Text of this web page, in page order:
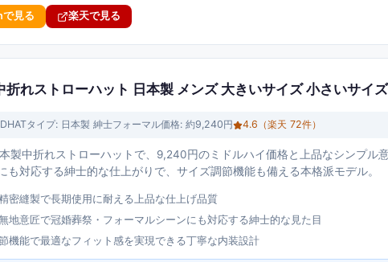
見る 楽天で見る
折れストローハット 日本製 メンズ 大きいサイズ 小さいサイ
タイプ: 日本製 紳士フォーマル価格: 約9,240円 4.6 （楽天 72件）
製中折れストローハットで、9,240円のミドルハイ価格と上品なシンプル
も対応する紳士的な仕上がりで、サイズ調節機能も備える本格派モデル。
密縫製で長期使用に耐える上品な仕上げ品質
地意匠で冠婚葬祭・フォーマルシーンにも対応する紳士的な見た目
機能で最適なフィット感を実現できる丁寧な内装設計